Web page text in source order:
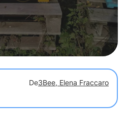
De3Bee, Elena Fraccaro